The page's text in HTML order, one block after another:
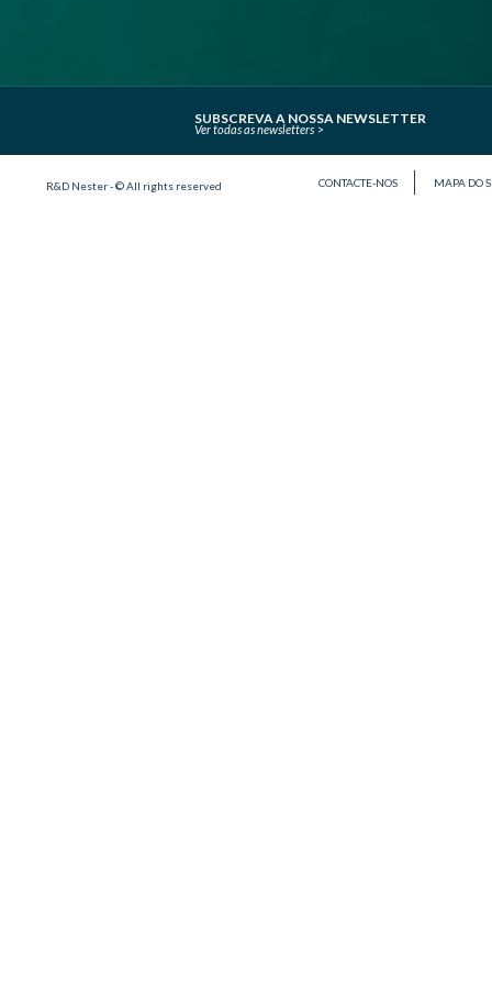
SUBSCREVA A NOSSA NEWSLETTER
Ver todas as newsletters
R&D Nester - © All rights reserved CONTACTE-NOS MAPA DO